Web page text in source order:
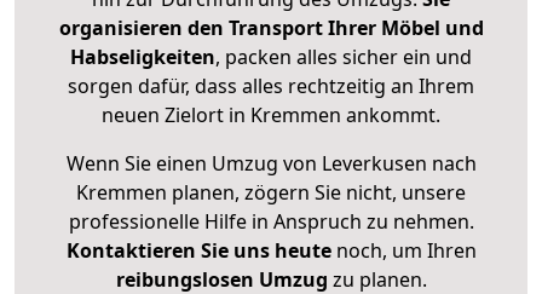
organisieren den Transport Ihrer Möbel und
Habseligkeiten, packen alles sicher ein und
sorgen dafür, dass alles rechtzeitig an Ihrem
neuen Zielort in Kremmen ankommt.
Wenn Sie einen Umzug von Leverkusen nach
Kremmen planen, zögern Sie nicht, unsere
professionelle Hilfe in Anspruch zu nehmen.
Kontaktieren Sie uns heutenoch, um Ihren
reibungslosen Umzug zu planen.